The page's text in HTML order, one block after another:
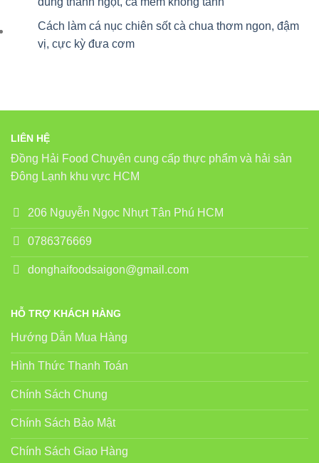
Cách làm cá nục chiên sốt cà chua thơm ngon, đậm
vị, cực kỳ đưa cơm
LIÊN HỆ
Đồng Hải Food Chuyên cung cấp thực phẩm và hải sản
Đông Lạnh khu vực HCM
206 Nguyễn Ngọc Nhựt Tân Phú HCM
0786376669
donghaifoodsaigon@gmail.com
HỖ TRỢ KHÁCH HÀNG
Hướng Dẫn Mua Hàng
Hình Thức Thanh Toán
Chính Sách Chung
Chính Sách Bảo Mật
Chính Sách Giao Hàng